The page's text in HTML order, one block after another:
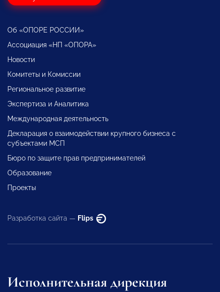
Об «ОПОРЕ РОССИИ»
Ассоциация «НП «ОПОРА»
Новости
Комитеты и Комиссии
Региональное развитие
Экспертиза и Аналитика
Международная деятельность
Декларация о взаимодействии крупного бизнеса с
субъектами МСП
Бюро по защите прав предпринимателей
Образование
Проекты
Разработка сайта — Flips
Исполнительная дирекция